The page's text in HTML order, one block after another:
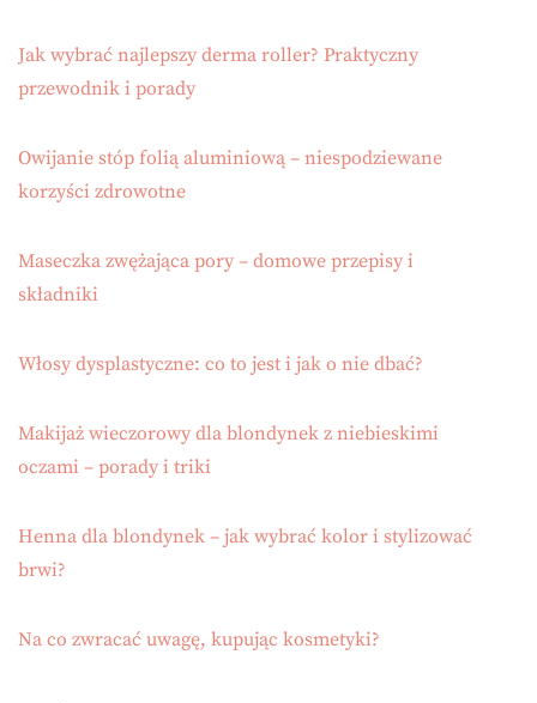
Jak wybrać najlepszy derma roller? Praktyczny
przewodnik i porady
Owijanie stóp folią aluminiową – niespodziewane
korzyści zdrowotne
Maseczka zwężająca pory – domowe przepisy i
składniki
Włosy dysplastyczne: co to jest i jak o nie dbać?
Makijaż wieczorowy dla blondynek z niebieskimi
oczami – porady i triki
Henna dla blondynek – jak wybrać kolor i stylizować
brwi?
Na co zwracać uwagę, kupując kosmetyki?